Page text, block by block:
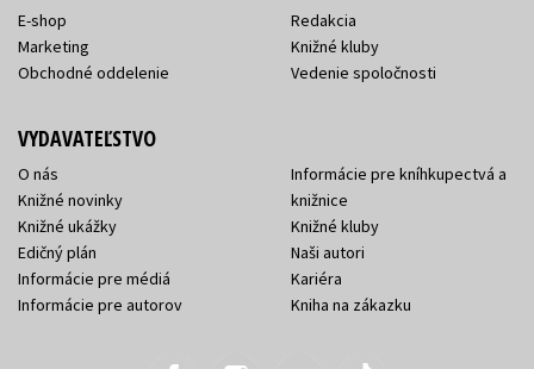
E-shop
Marketing
Obchodné oddelenie
Redakcia
Knižné kluby
Vedenie spoločnosti
VYDAVATEĽSTVO
O nás
Knižné novinky
Knižné ukážky
Edičný plán
Informácie pre médiá
Informácie pre autorov
Informácie pre kníhkupectvá a
knižnice
Knižné kluby
Naši autori
Kariéra
Kniha na zákazku